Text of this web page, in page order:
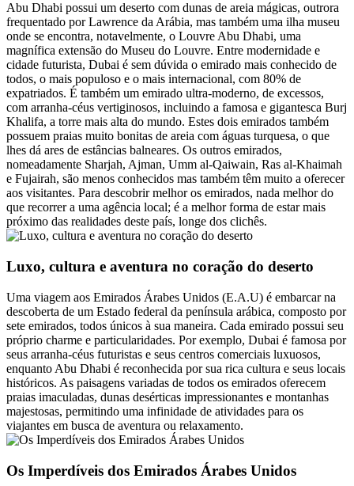
Abu Dhabi possui um deserto com dunas de areia mágicas, outrora
frequentado por Lawrence da Arábia, mas também uma ilha museu
onde se encontra, notavelmente, o Louvre Abu Dhabi, uma
magnífica extensão do Museu do Louvre. Entre modernidade e
cidade futurista, Dubai é sem dúvida o emirado mais conhecido de
todos, o mais populoso e o mais internacional, com 80% de
expatriados. É também um emirado ultra-moderno, de excessos,
com arranha-céus vertiginosos, incluindo a famosa e gigantesca Burj
Khalifa, a torre mais alta do mundo. Estes dois emirados também
possuem praias muito bonitas de areia com águas turquesa, o que
lhes dá ares de estâncias balneares. Os outros emirados,
nomeadamente Sharjah, Ajman, Umm al-Qaiwain, Ras al-Khaimah
e Fujairah, são menos conhecidos mas também têm muito a oferecer
aos visitantes. Para descobrir melhor os emirados, nada melhor do
que recorrer a uma agência local; é a melhor forma de estar mais
próximo das realidades deste país, longe dos clichês.
Luxo, cultura e aventura no coração do deserto
Uma viagem aos Emirados Árabes Unidos (E.A.U) é embarcar na
descoberta de um Estado federal da península arábica, composto por
sete emirados, todos únicos à sua maneira. Cada emirado possui seu
próprio charme e particularidades. Por exemplo, Dubai é famosa por
seus arranha-céus futuristas e seus centros comerciais luxuosos,
enquanto Abu Dhabi é reconhecida por sua rica cultura e seus locais
históricos. As paisagens variadas de todos os emirados oferecem
praias imaculadas, dunas desérticas impressionantes e montanhas
majestosas, permitindo uma infinidade de atividades para os
viajantes em busca de aventura ou relaxamento.
Os Imperdíveis dos Emirados Árabes Unidos